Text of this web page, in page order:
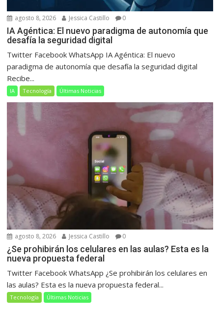
agosto 8, 2026 Jessica Castillo 0
IA Agéntica: El nuevo paradigma de autonomía que
desafía la seguridad digital
Twitter Facebook WhatsApp IA Agéntica: El nuevo
paradigma de autonomía que desafía la seguridad digital
Recibe...
IA Tecnología Últimas Noticias
agosto 8, 2026 Jessica Castillo 0
¿Se prohibirán los celulares en las aulas? Esta es la
nueva propuesta federal
Twitter Facebook WhatsApp ¿Se prohibirán los celulares en
las aulas? Esta es la nueva propuesta federal...
Tecnología Últimas Noticias